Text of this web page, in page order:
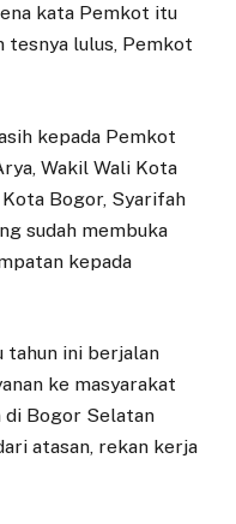
kata Pemkot itu
tesnya lulus, Pemkot
kepada Pemkot
Wakil Wali Kota
Kota Bogor, Syarifah
sudah membuka
kepada
tahun ini berjalan
ke masyarakat
di Bogor Selatan
atasan, rekan kerja